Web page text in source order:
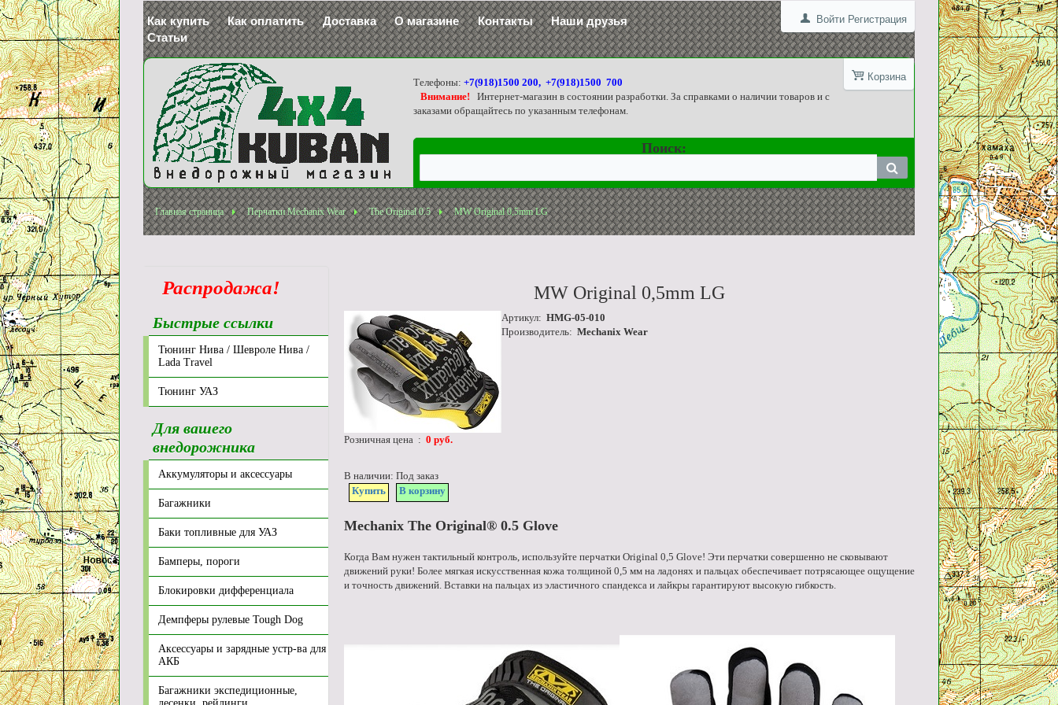
Войти Регистрация
Как купить Как оплатить Доставка О магазине Контакты
Наши друзья
Статьи
Корзина
Телефоны:+7(918)1500 200, +7(918)1500 700
Внимание!
Интернет-магазин в состоянии разработки. За справками о наличии товаров и с
заказами обращайтесь по указанным телефонам.
Поиск:
Главная страница Перчатки Mechanix Wear The Original 0.5 MW Original 0,5mm LG
MW Original 0,5mm LG
Артикул: HMG-05-010
Производитель: Mechanix Wear
Розничная цена : 0 руб.
В наличии: Под заказ
Купить
В корзину
Mechanix The Original® 0.5 Glove
Когда Вам нужен тактильный контроль, используйте перчатки Original 0,5 Glove! Эти перчатки совершенно не сковывают
движений руки! Более мягкая искусственная кожа толщиной 0,5 мм на ладонях и пальцах обеспечивает потрясающее ощущение
и точность движений. Вставки на пальцах из эластичного спандекса и лайкры гарантируют высокую гибкость.
Распродажа!
Быстрые ссылки
Тюнинг Нива / Шевроле Нива /
Lada Travel
Тюнинг УАЗ
Для вашего
внедорожника
Аккумуляторы и аксессуары
Багажники
Баки топливные для УАЗ
Бамперы, пороги
Блокировки дифференциала
Демпферы рулевые Tough Dog
Аксессуары и зарядные устр-ва для
АКБ
Багажники экспедиционные,